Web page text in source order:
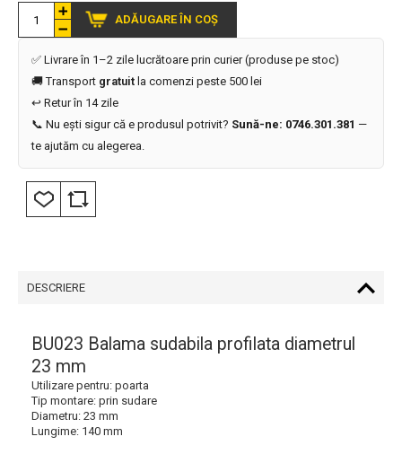
ADĂUGARE ÎN COȘ
✅ Livrare în 1–2 zile lucrătoare prin curier (produse pe stoc)
🚚 Transport gratuit la comenzi peste 500 lei
↩️ Retur în 14 zile
📞 Nu ești sigur că e produsul potrivit? Sună-ne: 0746.301.381 —
te ajutăm cu alegerea.
DESCRIERE
BU023 Balama sudabila profilata diametrul
23 mm
Utilizare pentru: poarta
Tip montare: prin sudare
Diametru: 23 mm
Lungime: 140 mm